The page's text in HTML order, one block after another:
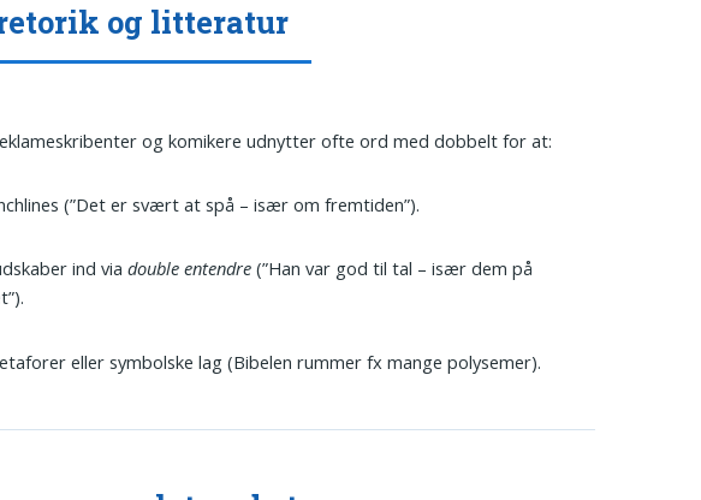
og litteratur
og komikere udnytter ofte ord med dobbelt for at:
(”Det er svært at spå – især om fremtiden”).
ind viadouble entendre (”Han var god til tal – især dem på
eller symbolske lag (Bibelen rummer fx mange polysemer).